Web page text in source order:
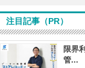
注目記事（PR）
限界
管...